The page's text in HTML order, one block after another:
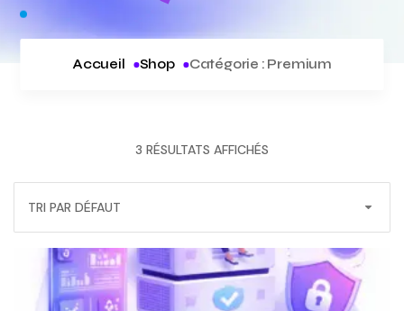
Accueil Shop Catégorie : Premium
3 RÉSULTATS AFFICHÉS
TRI PAR DÉFAUT